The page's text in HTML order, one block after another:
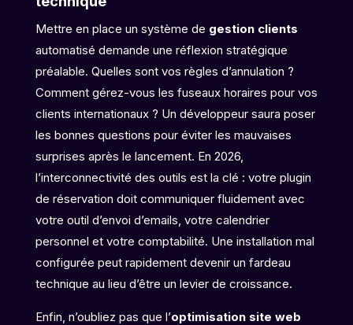
Mettre en place un système de gestion clients
automatisé demande une réflexion stratégique
préalable. Quelles sont vos règles d’annulation ?
Comment gérez-vous les fuseaux horaires pour vos
clients internationaux ? Un développeur saura poser
les bonnes questions pour éviter les mauvaises
surprises après le lancement. En 2026,
l’interconnectivité des outils est la clé : votre plugin
de réservation doit communiquer fluidement avec
votre outil d’envoi d’emails, votre calendrier
personnel et votre comptabilité. Une installation mal
configurée peut rapidement devenir un fardeau
technique au lieu d’être un levier de croissance.
Enfin, n’oubliez pas que l’optimisation site web